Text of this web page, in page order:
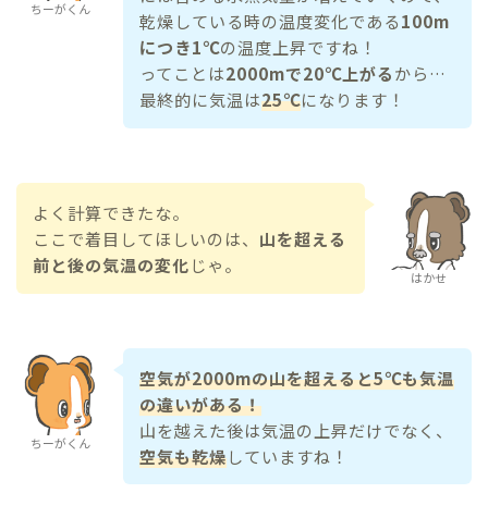
ちーがくん
乾燥している時の温度変化である100m
につき1℃の温度上昇ですね！
ってことは2000mで20℃上がるから…
最終的に気温は25℃になります！
はかせ
よく計算できたな。
ここで着目してほしいのは、 山を超える
前と後の気温の変化じゃ。
ちーがくん
空気が2000mの山を超えると5℃も気温
の違いがある！
山を越えた後は気温の上昇だけでなく、
空気も乾燥していますね！